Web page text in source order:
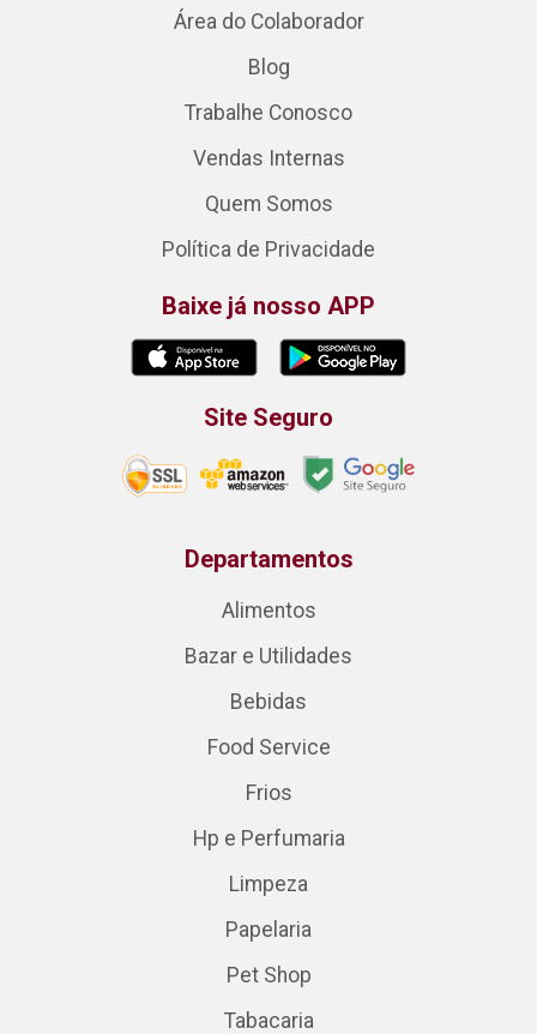
Área do Colaborador
Blog
Trabalhe Conosco
Vendas Internas
Quem Somos
Política de Privacidade
Baixe já nosso APP
Site Seguro
Departamentos
Alimentos
Bazar e Utilidades
Bebidas
Food Service
Frios
Hp e Perfumaria
Limpeza
Papelaria
Pet Shop
Tabacaria